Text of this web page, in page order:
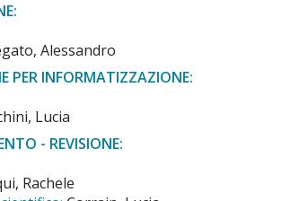
Alessandro
PER INFORMATIZZAZIONE:
Lucia
- REVISIONE:
Rachele